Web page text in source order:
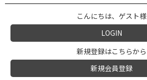
こんにちは、ゲスト様
LOGIN
新規登録はこちらから
新規会員登録